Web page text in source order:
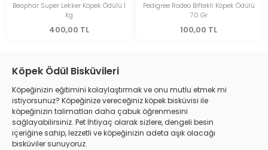
Beaphar Super Lekker Köpek Ödülü 1
Kg
400,00 TL
Pedigree Rodeo Biftekli Köpek Ödülü
70 Gr
100,00 TL
Köpek Ödül Bisküvileri
Köpeğinizin eğitimini kolaylaştırmak ve onu mutlu etmek mi
istiyorsunuz? Köpeğinize vereceğiniz köpek bisküvisi ile
köpeğinizin talimatları daha çabuk öğrenmesini
sağlayabilirsiniz. Pet İhtiyaç olarak sizlere, dengeli besin
içeriğine sahip, lezzetli ve köpeğinizin adeta aşık olacağı
bisküviler sunuyoruz.